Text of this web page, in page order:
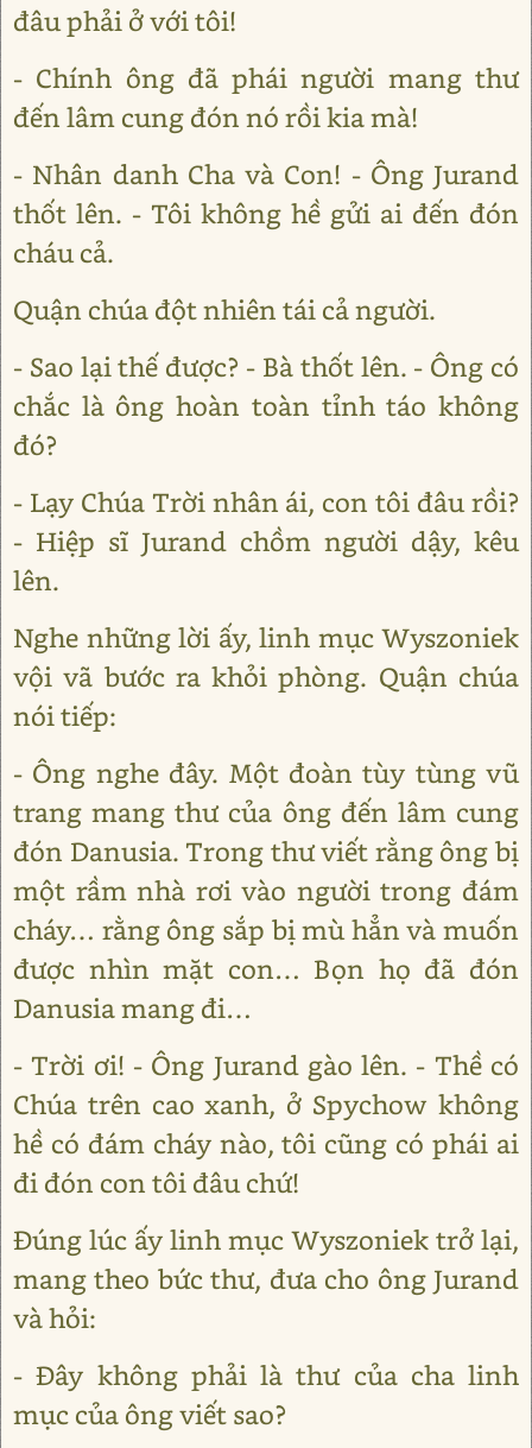
đâu phải ở với tôi!
- Chính ông đã phái người mang thư
đến lâm cung đón nó rồi kia mà!
- Nhân danh Cha và Con! - Ông Jurand
thốt lên. - Tôi không hề gửi ai đến đón
cháu cả.
Quận chúa đột nhiên tái cả người.
- Sao lại thế được? - Bà thốt lên. - Ông có
chắc là ông hoàn toàn tỉnh táo không
đó?
- Lạy Chúa Trời nhân ái, con tôi đâu rồi?
- Hiệp sĩ Jurand chồm người dậy, kêu
lên.
Nghe những lời ấy, linh mục Wyszoniek
vội vã bước ra khỏi phòng. Quận chúa
nói tiếp:
- Ông nghe đây. Một đoàn tùy tùng vũ
trang mang thư của ông đến lâm cung
đón Danusia. Trong thư viết rằng ông bị
một rầm nhà rơi vào người trong đám
cháy… rằng ông sắp bị mù hẳn và muốn
được nhìn mặt con… Bọn họ đã đón
Danusia mang đi…
- Trời ơi! - Ông Jurand gào lên. - Thề có
Chúa trên cao xanh, ở Spychow không
hề có đám cháy nào, tôi cũng có phái ai
đi đón con tôi đâu chứ!
Đúng lúc ấy linh mục Wyszoniek trở lại,
mang theo bức thư, đưa cho ông Jurand
và hỏi:
- Đây không phải là thư của cha linh
mục của ông viết sao?